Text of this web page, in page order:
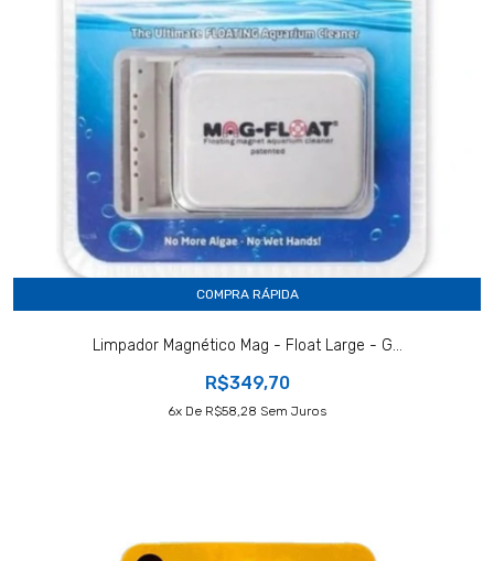
COMPRA RÁPIDA
Limpador Magnético Mag - Float Large - G...
R$349,70
6X De R$58,28 Sem Juros